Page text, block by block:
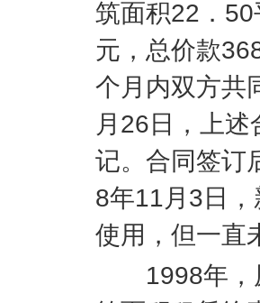
筑面积22 ． 50
元，总价款
个月内双方共
月 26 日，上
记。合同签订
8年11月 3 日
使用，但一直
1998年，